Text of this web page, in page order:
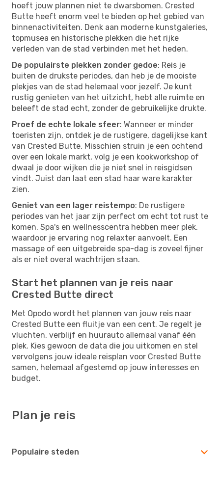
hoeft jouw plannen niet te dwarsbomen. Crested
Butte heeft enorm veel te bieden op het gebied van
binnenactiviteiten. Denk aan moderne kunstgaleries,
topmusea en historische plekken die het rijke
verleden van de stad verbinden met het heden.
De populairste plekken zonder gedoe: Reis je
buiten de drukste periodes, dan heb je de mooiste
plekjes van de stad helemaal voor jezelf. Je kunt
rustig genieten van het uitzicht, hebt alle ruimte en
beleeft de stad echt, zonder de gebruikelijke drukte.
Proef de echte lokale sfeer: Wanneer er minder
toeristen zijn, ontdek je de rustigere, dagelijkse kant
van Crested Butte. Misschien struin je een ochtend
over een lokale markt, volg je een kookworkshop of
dwaal je door wijken die je niet snel in reisgidsen
vindt. Juist dan laat een stad haar ware karakter
zien.
Geniet van een lager reistempo: De rustigere
periodes van het jaar zijn perfect om echt tot rust te
komen. Spa's en wellnesscentra hebben meer plek,
waardoor je ervaring nog relaxter aanvoelt. Een
massage of een uitgebreide spa-dag is zoveel fijner
als er niet overal wachtrijen staan.
Start het plannen van je reis naar
Crested Butte direct
Met Opodo wordt het plannen van jouw reis naar
Crested Butte een fluitje van een cent. Je regelt je
vluchten, verblijf en huurauto allemaal vanaf één
plek. Kies gewoon de data die jou uitkomen en stel
vervolgens jouw ideale reisplan voor Crested Butte
samen, helemaal afgestemd op jouw interesses en
budget.
Plan je reis
Populaire steden